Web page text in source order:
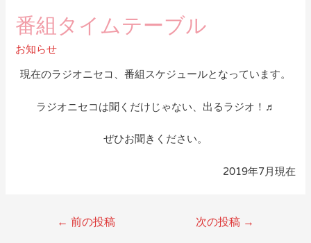
番組タイムテーブル
お知らせ
現在のラジオニセコ、番組スケジュールとなっています。
ラジオニセコは聞くだけじゃない、出るラジオ！♬
ぜひお聞きください。
2019年7月現在
← 前の投稿 次の投稿 →